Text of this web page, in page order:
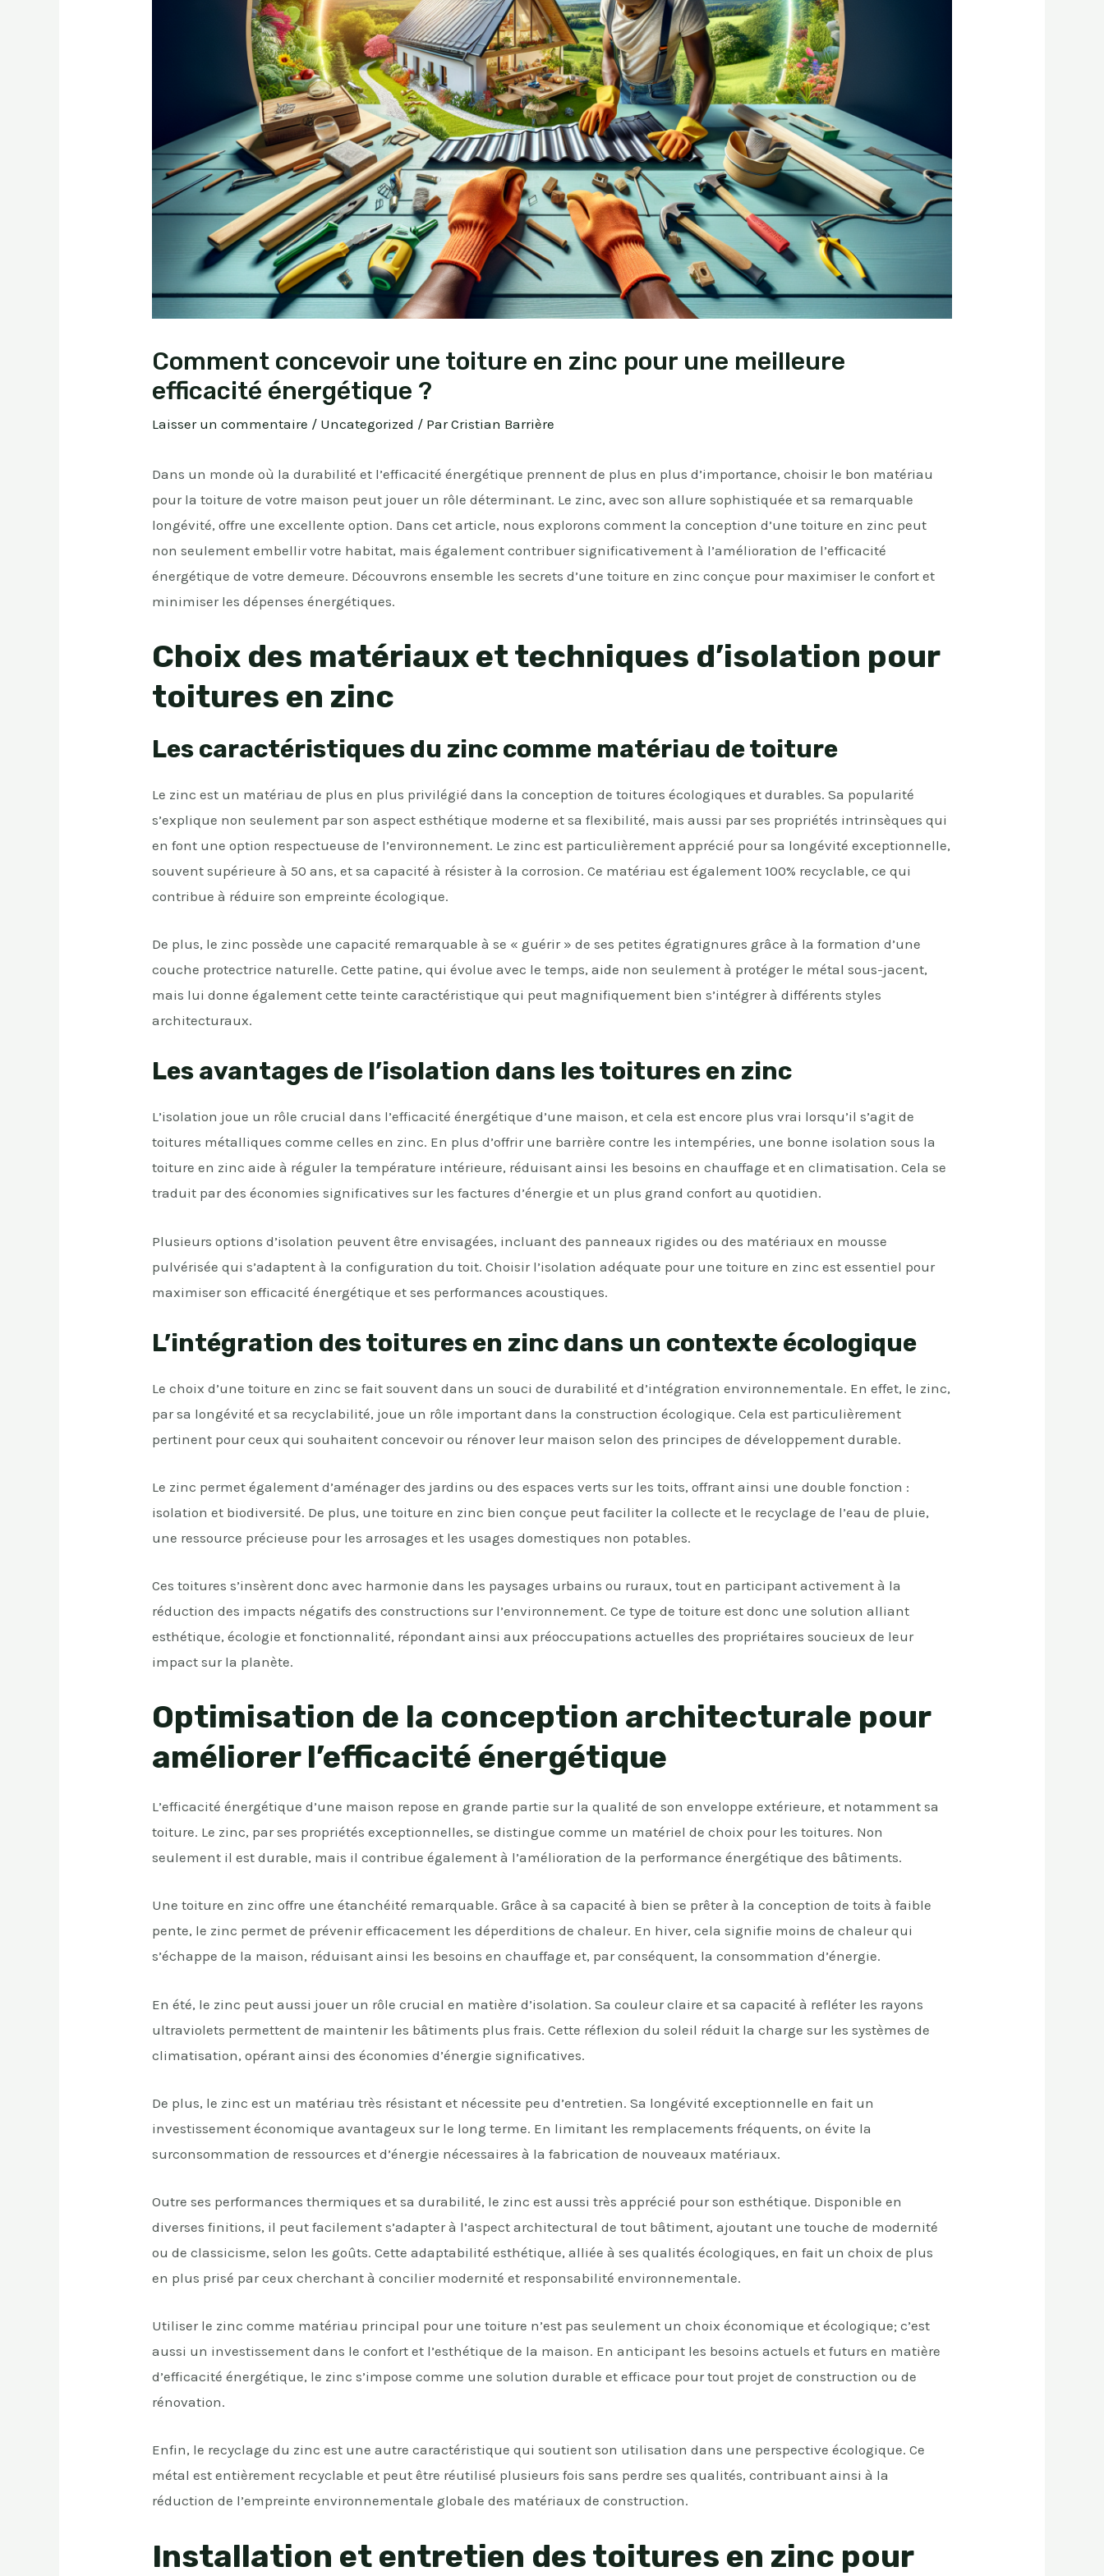
Comment concevoir une toiture en zinc pour une meilleure
efficacité énergétique ?
Laisser un commentaire / Uncategorized / ParCristian Barrière
Dans un monde où la durabilité et l’efficacité énergétique prennent de plus en plus d’importance, choisir le bon matériau
pour la toiture de votre maison peut jouer un rôle déterminant. Le zinc, avec son allure sophistiquée et sa remarquable
longévité, offre une excellente option. Dans cet article, nous explorons comment la conception d’une toiture en zinc peut
non seulement embellir votre habitat, mais également contribuer significativement à l’amélioration de l’efficacité
énergétique de votre demeure. Découvrons ensemble les secrets d’une toiture en zinc conçue pour maximiser le confort et
minimiser les dépenses énergétiques.
Choix des matériaux et techniques d’isolation pour
toitures en zinc
Les caractéristiques du zinc comme matériau de toiture
Le zinc est un matériau de plus en plus privilégié dans la conception de toitures écologiques et durables. Sa popularité
s’explique non seulement par son aspect esthétique moderne et sa flexibilité, mais aussi par ses propriétés intrinsèques qui
en font une option respectueuse de l’environnement. Le zinc est particulièrement apprécié pour sa longévité exceptionnelle,
souvent supérieure à 50 ans, et sa capacité à résister à la corrosion. Ce matériau est également 100% recyclable, ce qui
contribue à réduire son empreinte écologique.
De plus, le zinc possède une capacité remarquable à se « guérir » de ses petites égratignures grâce à la formation d’une
couche protectrice naturelle. Cette patine, qui évolue avec le temps, aide non seulement à protéger le métal sous-jacent,
mais lui donne également cette teinte caractéristique qui peut magnifiquement bien s’intégrer à différents styles
architecturaux.
Les avantages de l’isolation dans les toitures en zinc
L’isolation joue un rôle crucial dans l’efficacité énergétique d’une maison, et cela est encore plus vrai lorsqu’il s’agit de
toitures métalliques comme celles en zinc. En plus d’offrir une barrière contre les intempéries, une bonne isolation sous la
toiture en zinc aide à réguler la température intérieure, réduisant ainsi les besoins en chauffage et en climatisation. Cela se
traduit par des économies significatives sur les factures d’énergie et un plus grand confort au quotidien.
Plusieurs options d’isolation peuvent être envisagées, incluant des panneaux rigides ou des matériaux en mousse
pulvérisée qui s’adaptent à la configuration du toit. Choisir l’isolation adéquate pour une toiture en zinc est essentiel pour
maximiser son efficacité énergétique et ses performances acoustiques.
L’intégration des toitures en zinc dans un contexte écologique
Le choix d’une toiture en zinc se fait souvent dans un souci de durabilité et d’intégration environnementale. En effet, le zinc,
par sa longévité et sa recyclabilité, joue un rôle important dans la construction écologique. Cela est particulièrement
pertinent pour ceux qui souhaitent concevoir ou rénover leur maison selon des principes de développement durable.
Le zinc permet également d’aménager des jardins ou des espaces verts sur les toits, offrant ainsi une double fonction :
isolation et biodiversité. De plus, une toiture en zinc bien conçue peut faciliter la collecte et le recyclage de l’eau de pluie,
une ressource précieuse pour les arrosages et les usages domestiques non potables.
Ces toitures s’insèrent donc avec harmonie dans les paysages urbains ou ruraux, tout en participant activement à la
réduction des impacts négatifs des constructions sur l’environnement. Ce type de toiture est donc une solution alliant
esthétique, écologie et fonctionnalité, répondant ainsi aux préoccupations actuelles des propriétaires soucieux de leur
impact sur la planète.
Optimisation de la conception architecturale pour
améliorer l’efficacité énergétique
L’efficacité énergétique d’une maison repose en grande partie sur la qualité de son enveloppe extérieure, et notamment sa
toiture. Le zinc, par ses propriétés exceptionnelles, se distingue comme un matériel de choix pour les toitures. Non
seulement il est durable, mais il contribue également à l’amélioration de la performance énergétique des bâtiments.
Une toiture en zinc offre une étanchéité remarquable. Grâce à sa capacité à bien se prêter à la conception de toits à faible
pente, le zinc permet de prévenir efficacement les déperditions de chaleur. En hiver, cela signifie moins de chaleur qui
s’échappe de la maison, réduisant ainsi les besoins en chauffage et, par conséquent, la consommation d’énergie.
En été, le zinc peut aussi jouer un rôle crucial en matière d’isolation. Sa couleur claire et sa capacité à refléter les rayons
ultraviolets permettent de maintenir les bâtiments plus frais. Cette réflexion du soleil réduit la charge sur les systèmes de
climatisation, opérant ainsi des économies d’énergie significatives.
De plus, le zinc est un matériau très résistant et nécessite peu d’entretien. Sa longévité exceptionnelle en fait un
investissement économique avantageux sur le long terme. En limitant les remplacements fréquents, on évite la
surconsommation de ressources et d’énergie nécessaires à la fabrication de nouveaux matériaux.
Outre ses performances thermiques et sa durabilité, le zinc est aussi très apprécié pour son esthétique. Disponible en
diverses finitions, il peut facilement s’adapter à l’aspect architectural de tout bâtiment, ajoutant une touche de modernité
ou de classicisme, selon les goûts. Cette adaptabilité esthétique, alliée à ses qualités écologiques, en fait un choix de plus
en plus prisé par ceux cherchant à concilier modernité et responsabilité environnementale.
Utiliser le zinc comme matériau principal pour une toiture n’est pas seulement un choix économique et écologique; c’est
aussi un investissement dans le confort et l’esthétique de la maison. En anticipant les besoins actuels et futurs en matière
d’efficacité énergétique, le zinc s’impose comme une solution durable et efficace pour tout projet de construction ou de
rénovation.
Enfin, le recyclage du zinc est une autre caractéristique qui soutient son utilisation dans une perspective écologique. Ce
métal est entièrement recyclable et peut être réutilisé plusieurs fois sans perdre ses qualités, contribuant ainsi à la
réduction de l’empreinte environnementale globale des matériaux de construction.
Installation et entretien des toitures en zinc pour